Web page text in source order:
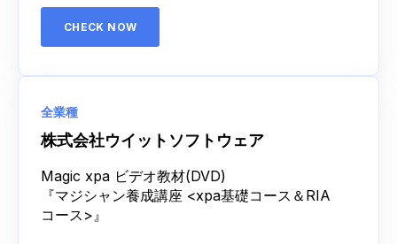
CHECK NOW
全業種
株式会社ウイットソフトウェア
Magic xpa ビデオ教材(DVD)
『マジシャン養成講座 <xpa基礎コース＆RIA
コース>』